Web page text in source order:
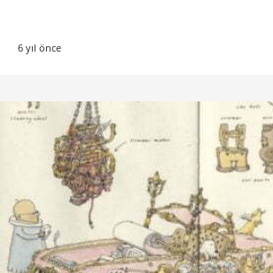
6 yıl önce